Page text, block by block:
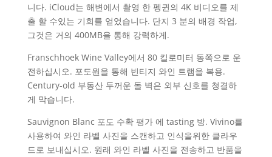
니다. iCloud는 해변에서 촬영 한 펭귄의 4K 비디오를 제
출 할 수있는 기회를 얻었습니다. 단지 3 분의 배경 작업,
그것은 거의 400MB을 통해 강력하게.
Franschhoek Wine Valley에서 80 킬로미터 동쪽으로 운
전하십시오. 포도원을 통해 빈티지 와인 트램을 복용.
Century-old 부동산 두꺼운 돌 벽은 외부 신호를 청결하
게 막습니다.
Sauvignon Blanc 포도 수확 평가 에 tasting 방. Vivino를
사용하여 와인 라벨 사진을 스캔하고 인식을위한 클라우
드로 보내십시오. 원래 와인 라벨 사진을 전송하고 반품을